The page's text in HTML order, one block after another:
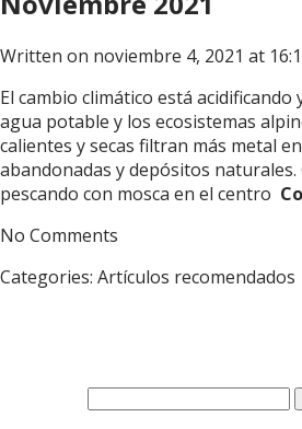
Written on noviembre 4, 2021 at
El cambio climático está acidificando
agua potable y los ecosistemas
calientes y secas filtran más metal
abandonadas y depósitos naturales.
pescando con mosca en el centro
No Comments
Categories: Artículos recomendados
Buscar: